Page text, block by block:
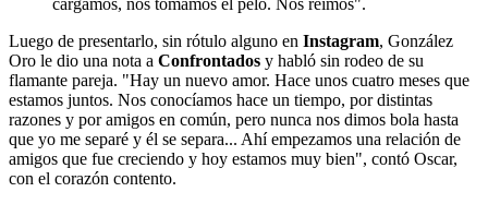
Luego de presentarlo, sin rótulo alguno en Instagram, González
Oro le dio una nota a Confrontados y habló sin rodeo de su
flamante pareja. "Hay un nuevo amor. Hace unos cuatro meses que
estamos juntos. Nos conocíamos hace un tiempo, por distintas
razones y por amigos en común, pero nunca nos dimos bola hasta
que yo me separé y él se separa... Ahí empezamos una relación de
amigos que fue creciendo y hoy estamos muy bien", contó Oscar,
con el corazón contento.